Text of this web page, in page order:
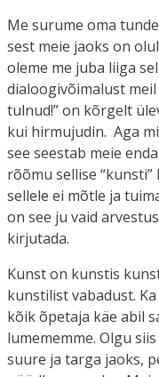
Me surume oma
sest meie jaoks on
oleme me juba liiga
dialoogivõimalust
tulnud!” on kõrgelt
kui hirmujudin. Aga
see seestab meie
rõõmu sellise
sellele ei mõtle ja
on see ju vaid
kirjutada.
Kunst on kunstis
kunstilist vabadust.
kõik õpetaja käe abil
lumememme. Olgu
suure ja targa jaoks,